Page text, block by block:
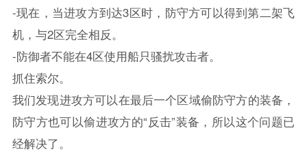
-现在，当进攻方到达3区时，防守方可以得到第二架飞
机，与2区完全相反。
-防御者不能在4区使用船只骚扰攻击者。
抓住索尔。
我们发现进攻方可以在最后一个区域偷防守方的装备，
防守方也可以偷进攻方的“反击”装备，所以这个问题已
经解决了。